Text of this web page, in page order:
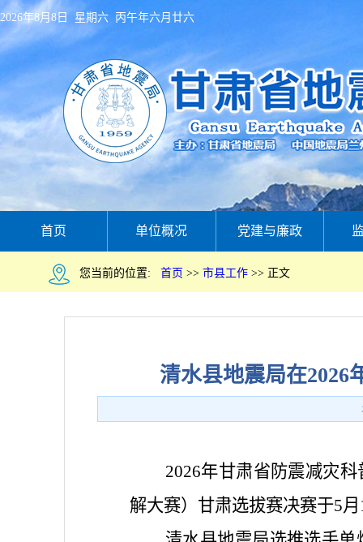
2026年8月8日 星期六 丙午年六月廿六
首页 单位概况 党建与廉政
您当前的位置: 首页 >> 市县工作 >> 正文
清水县地震局在2026
2026年甘肃省防震减灾
解大赛）甘肃选拔赛决赛于5